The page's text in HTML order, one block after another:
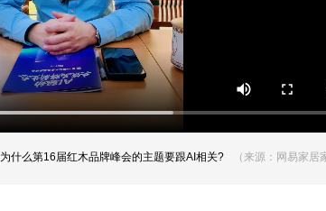
为什么第16届红木品牌峰会的主题要跟AI相关? （来源：网易家居